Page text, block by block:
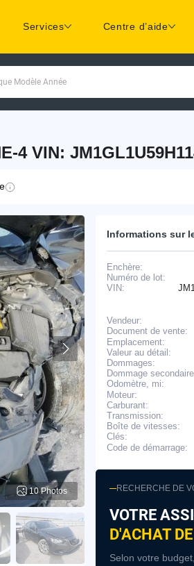
Services Centre d’aide
Modèle Année
4 VIN:
10 Photos
Informations sur
Enchère:
Numéro de lot:
VIN:
Vendeur:
Document de vente:
Emplacement:
Valeur au détail:
Dommages:
Dommage
Odomètre, mi:
Moteur:
Carburant:
Transmission:
Boîte de vitesses:
Clés:
Code de démarrage:
RECHERCHE DE
VOTRE
D'ACHAT
Selon votre